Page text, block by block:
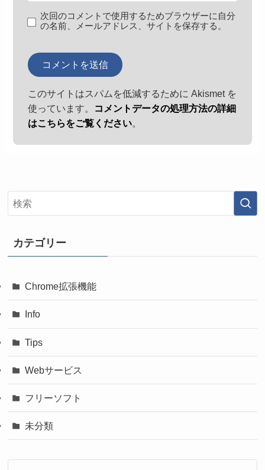
次回のコメントで使用するためブラウザーに自分
の名前、メールアドレス、サイトを保存する。
このサイトはスパムを低減するために Akismet を
使っています。
コメントデータの処理方法の詳細
はこちらをご覧ください。
カテゴリー
Chrome拡張機能
Info
Tips
Webサービス
フリーソフト
未分類